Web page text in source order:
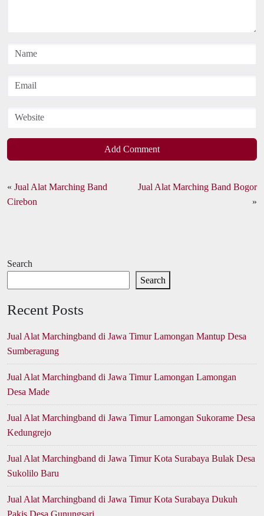
Add Comment
« Jual Alat Marching Band
Cirebon
Jual Alat Marching Band Bogor
»
Search
Search
Recent Posts
Jual Alat Marchingband di Jawa Timur Lamongan Mantup Desa
Sumberagung
Jual Alat Marchingband di Jawa Timur Lamongan Lamongan
Desa Made
Jual Alat Marchingband di Jawa Timur Lamongan Sukorame Desa
Kedungrejo
Jual Alat Marchingband di Jawa Timur Kota Surabaya Bulak Desa
Sukolilo Baru
Jual Alat Marchingband di Jawa Timur Kota Surabaya Dukuh